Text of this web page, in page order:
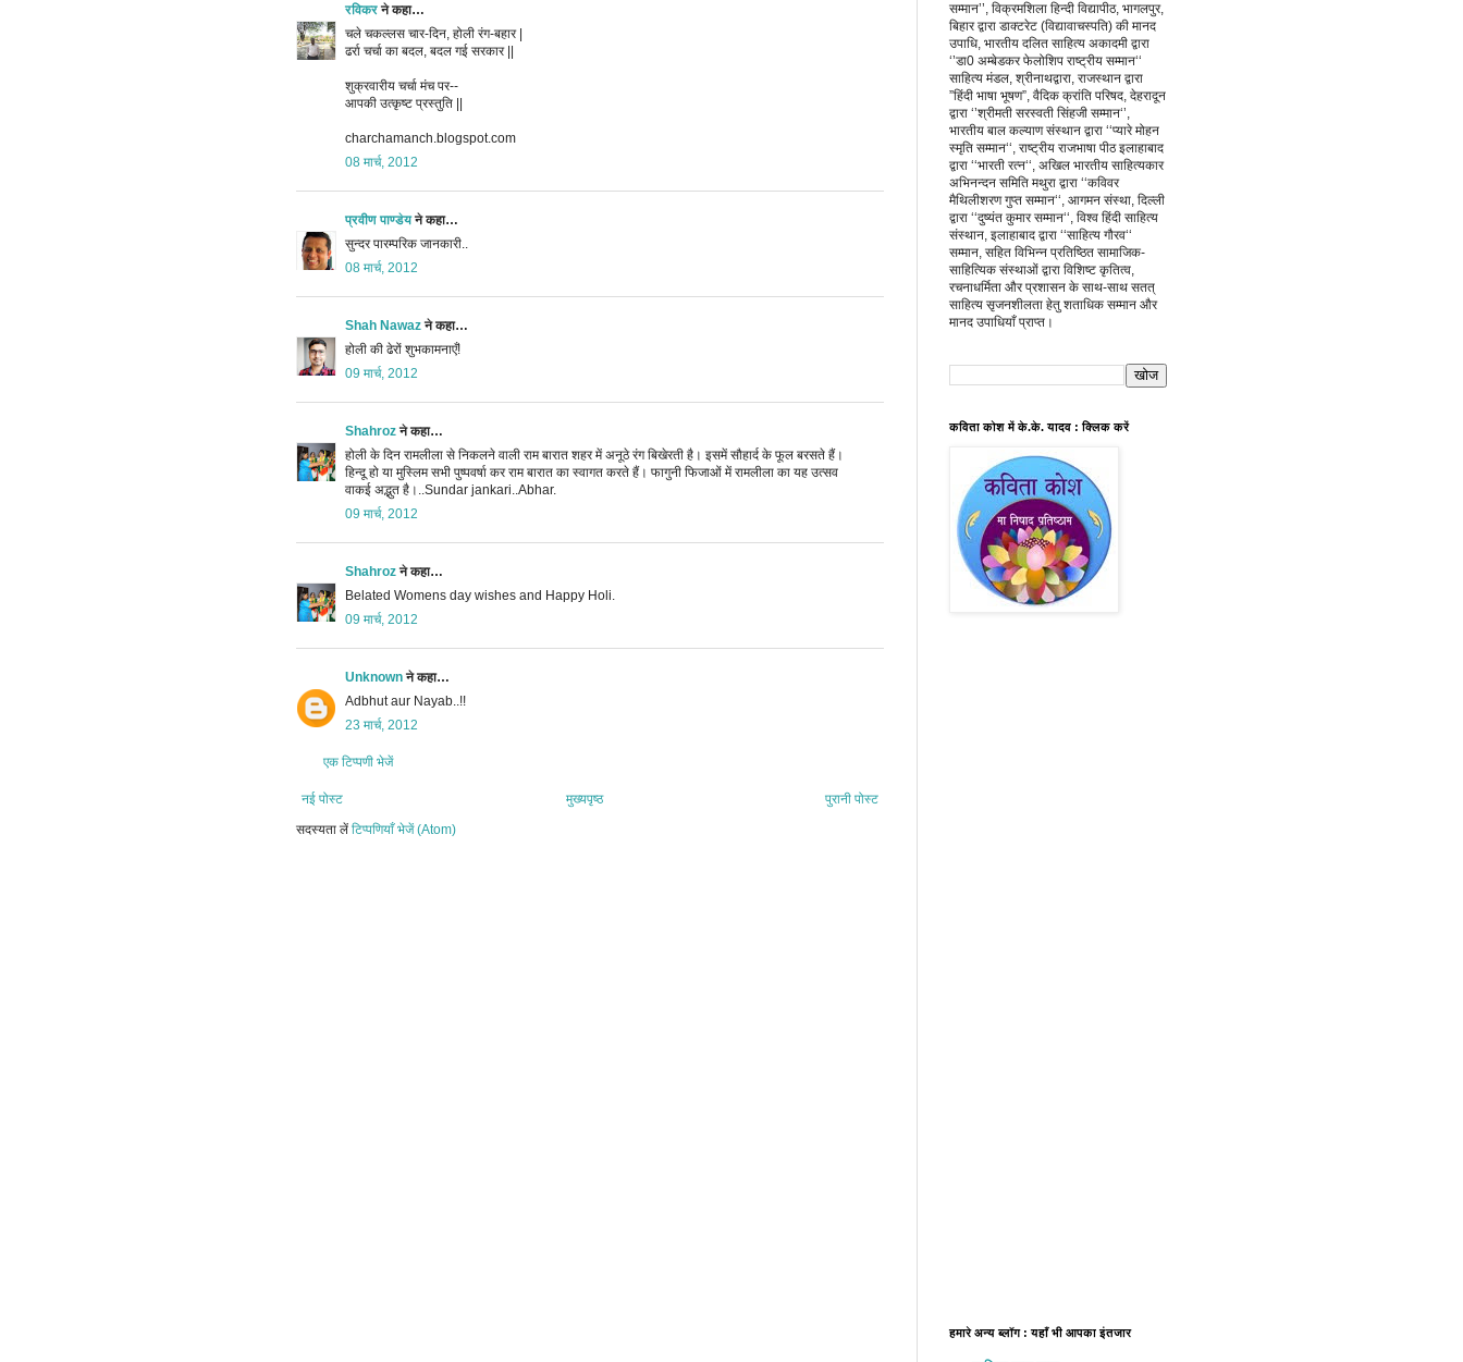
रविकर ने कहा…
चले चकल्लस चार-दिन, होली रंग-बहार |
ढर्रा चर्चा का बदल, बदल गई सरकार ||
शुक्रवारीय चर्चा मंच पर--
आपकी उत्कृष्ट प्रस्तुति ||
charchamanch.blogspot.com
08 मार्च, 2012
प्रवीण पाण्डेयने कहा…
सुन्दर पारम्परिक जानकारी..
08 मार्च, 2012
Shah Nawaz ने कहा…
होली की ढेरों शुभकामनाएँ!
09 मार्च, 2012
Shahroz ने कहा…
होली के दिन रामलीला से निकलने वाली राम बारात शहर में अनूठे रंग बिखेरती है। इसमें सौहार्द के फूल बरसते हैं।
हिन्दू हो या मुस्लिम सभी पुष्पवर्षा कर राम बारात का स्वागत करते हैं। फागुनी फिजाओं में रामलीला का यह उत्सव
वाकई अद्भुत है।..Sundar jankari..Abhar.
09 मार्च, 2012
Shahroz ने कहा…
Belated Womens day wishes and Happy Holi.
09 मार्च, 2012
Unknown ने कहा…
Adbhut aur Nayab..!!
23 मार्च, 2012
एक टिप्पणी भेजें
नई पोस्ट पुरानी पोस्ट
मुख्यपृष्ठ
सदस्यता लें टिप्पणियाँ भेजें (Atom)
सम्मान’’, विक्रमशिला हिन्दी विद्यापीठ, भागलपुर,
बिहार द्वारा डाक्टरेट (विद्यावाचस्पति) की मानद
उपाधि, भारतीय दलित साहित्य अकादमी द्वारा
‘’डा0 अम्बेडकर फेलोशिप राष्ट्रीय सम्मान‘‘
साहित्य मंडल, श्रीनाथद्वारा, राजस्थान द्वारा
”हिंदी भाषा भूषण”, वैदिक क्रांति परिषद, देहरादून
द्वारा ‘’श्रीमती सरस्वती सिंहजी सम्मान‘’,
भारतीय बाल कल्याण संस्थान द्वारा ‘‘प्यारे मोहन
स्मृति सम्मान‘‘, राष्ट्रीय राजभाषा पीठ इलाहाबाद
द्वारा ‘‘भारती रत्न‘‘, अखिल भारतीय साहित्यकार
अभिनन्दन समिति मथुरा द्वारा ‘‘कविवर
मैथिलीशरण गुप्त सम्मान‘‘, आगमन संस्था, दिल्ली
द्वारा ‘‘दुष्यंत कुमार सम्मान‘‘, विश्व हिंदी साहित्य
संस्थान, इलाहाबाद द्वारा ‘‘साहित्य गौरव‘‘
सम्मान, सहित विभिन्न प्रतिष्ठित सामाजिक-
साहित्यिक संस्थाओं द्वारा विशिष्ट कृतित्व,
रचनाधर्मिता और प्रशासन के साथ-साथ सतत्
साहित्य सृजनशीलता हेतु शताधिक सम्मान और
मानद उपाधियाँ प्राप्त।
कविता कोश में के.के. यादव : क्लिक करें
हमारे अन्य ब्लॉग : यहाँ भी आपका इंतजार